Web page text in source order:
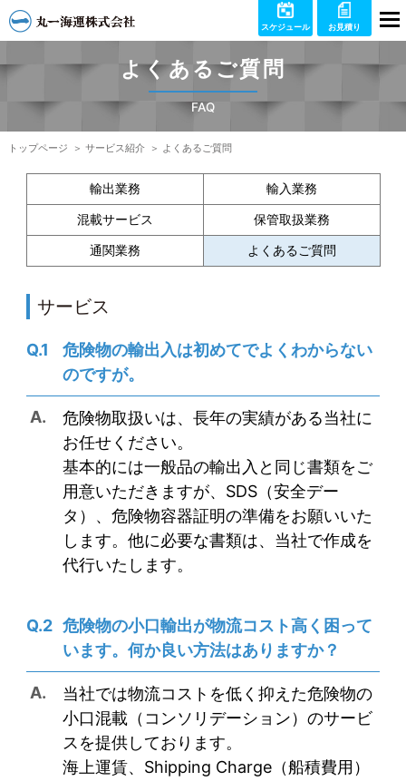
スケジュール お見積り
よくあるご質問
FAQ
トップページ サービス紹介 よくあるご質問
輸出業務 輸入業務
混載サービス 保管取扱業務​
通関業務 よくあるご質問
サービス
危険物の輸出入は初めてでよくわからない
のですが。
危険物取扱いは、長年の実績がある当社に
お任せください。
基本的には一般品の輸出入と同じ書類をご
用意いただきますが、SDS（安全デー
タ）、危険物容器証明の準備をお願いいた
します。他に必要な書類は、当社で作成を
代行いたします。
危険物の小口輸出が物流コスト高く困って
います。何か良い方法はありますか？
当社では物流コストを低く抑えた危険物の
小口混載（コンソリデーション）のサービ
スを提供しております。
海上運賃、Shipping Charge（船積費用）